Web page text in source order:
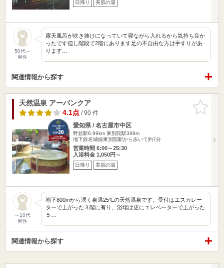
日帰り 美肌の湯
50代～
男性
露天風呂が吹き抜けになっていて寝ながら入れるから気持ち良か
ったです但し階段で2階にあります足の不自由な方は手すりがあ
ります…
関連情報から探す
お気に入
りに追加
天然温泉 アーバンクア
4.1点/ 90 件
愛知県 / 名古屋市中区
野並駅6.99km 東別院駅398m
地下鉄名城線東別院駅から歩いて約7分
営業時間 6:00～25:30
入浴料金 1,050円～
日帰り 美肌の湯
～10代
男性
地下800mから湧く泉温25℃の天然温泉です。受付はエスカレー
ターで上がった３階に有り、浴場は更にエレベーターで上がった
５…
関連情報から探す